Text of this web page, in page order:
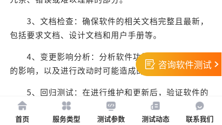
3、文档检查：确保软件的相关文档完整且最新，
包括要求文档、设计文档和用户手册等。
4、变更影响分析：分析软件功能变更对系统整体
的影响，以及进行改动时可能造成的风险。
5、回归测试：在进行维护和更新后，验证软件的
原有功能是否受到影响。
咨询软件测试
首页 服务类型 测试参数 测试动态 联系我们